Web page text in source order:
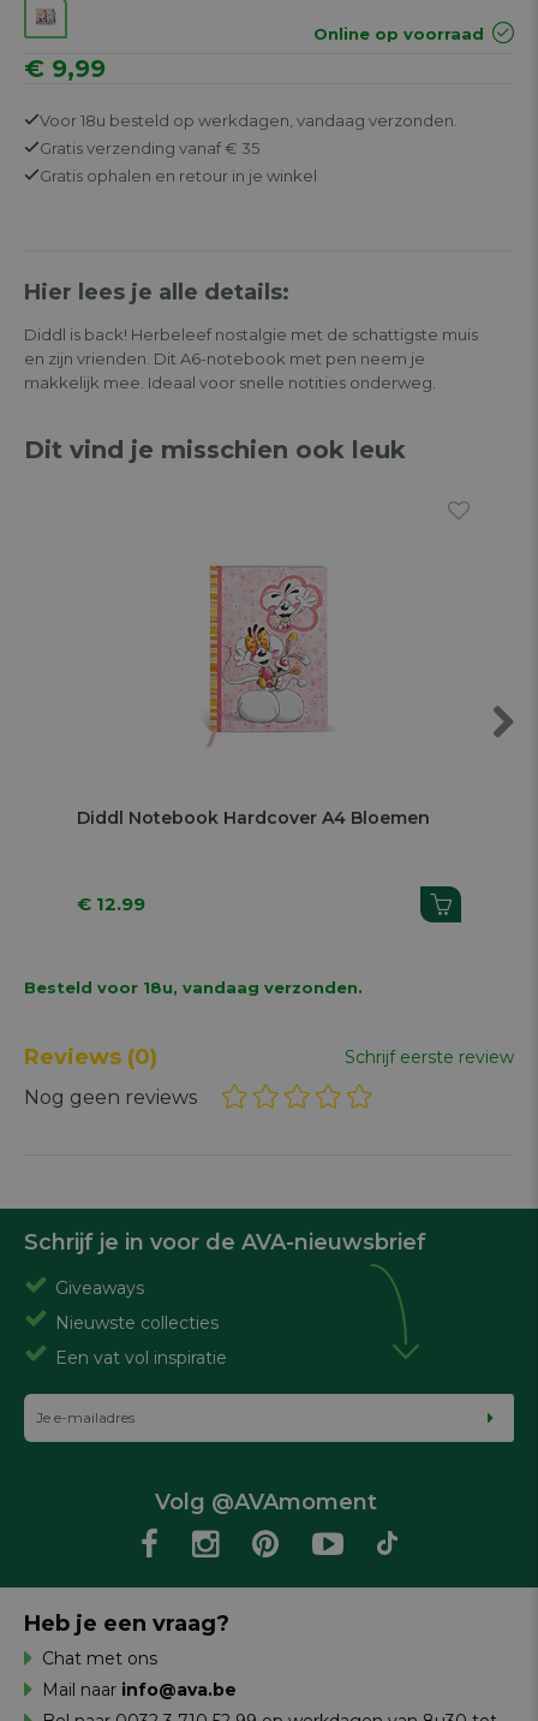
Online op voorraad
€ 9,99
Voor 18u besteld op werkdagen, vandaag verzonden.
Gratisverzending vanaf € 35
Gratis ophalen en retour in je winkel
Hier lees je alle details:
Diddl is back! Herbeleef nostalgie met de schattigste muis
en zijn vrienden. Dit A6-notebook met pen neem je
makkelijk mee. Ideaal voor snelle notities onderweg.
Dit vind je misschien ook leuk
Diddl Notebook Hardcover A4 Bloemen
€ 12.99
Besteld voor 18u, vandaag verzonden.
Reviews (0) Schrijf eerste review
Nog geen reviews
Schrijf je in voor de AVA-nieuwsbrief
Giveaways
Nieuwste collecties
Een vat vol inspiratie
Volg @AVAmoment
Heb je een vraag?
Chat met ons
Mail naar info@ava.be